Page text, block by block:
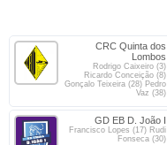
CRC Quinta dos
Lombos
Rodrigo Caixeiro (3)
Ricardo Conceição (8)
Gonçalo Teixeira (28) Pedro
Vaz (38)
GD EB D. João I
Francisco Lopes (17) Rudi
Fonseca (30)